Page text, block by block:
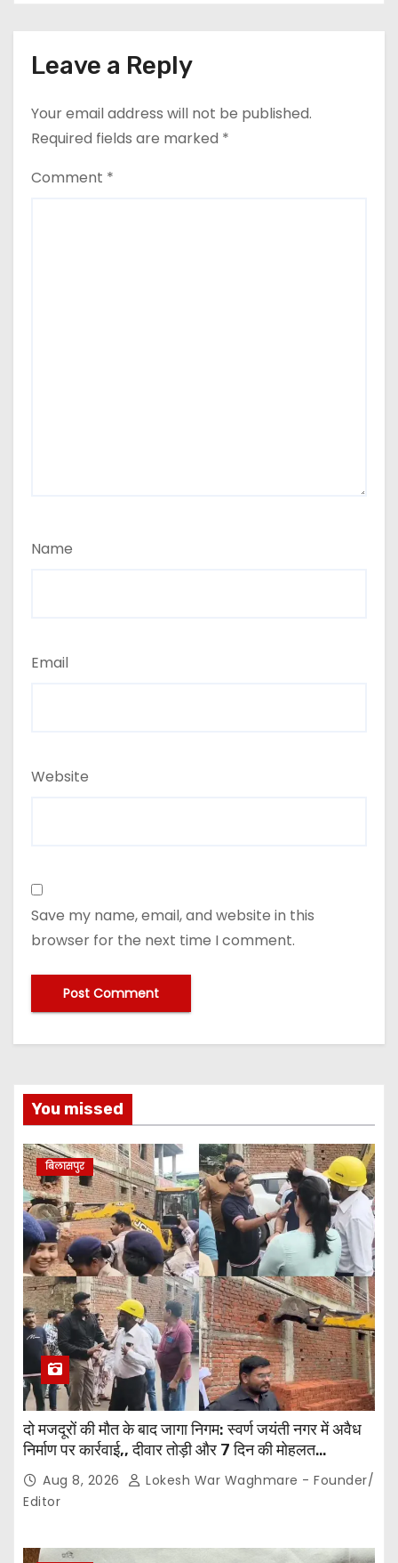
Leave a Reply
Your email address will not be published.
Required fields are marked *
Comment *
Name
Email
Website
Save my name, email, and website in this
browser for the next time I comment.
You missed
बिलासपुर
दो मजदूरों की मौत के बाद जागा निगम: स्वर्ण जयंती नगर में अवैध
निर्माण पर कार्रवाई,, दीवार तोड़ी और 7 दिन की मोहलत…
Aug 8, 2026
Lokesh War Waghmare - Founder/
Editor